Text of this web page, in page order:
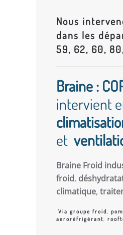
Nous
dans les
59, 62, 60,
Braine :
intervient
et
Braine Froid
froid,
climatique,
Via groupe froid,
aeroréfrigérant,